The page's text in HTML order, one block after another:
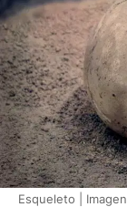
Esqueleto |